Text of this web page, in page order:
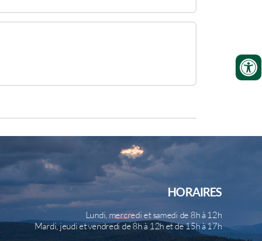
HORAIRES
Lundi, mercredi et samedi de 8h à 12h
Mardi, jeudi et vendredi de 8h à 12h et de 15h à 17h